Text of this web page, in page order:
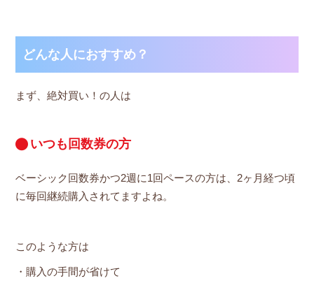
どんな人におすすめ？
まず、絶対買い！の人は
いつも回数券の方
ベーシック回数券かつ2週に1回ペースの方は、2ヶ月経つ頃
に毎回継続購入されてますよね。
このような方は
・購入の手間が省けて